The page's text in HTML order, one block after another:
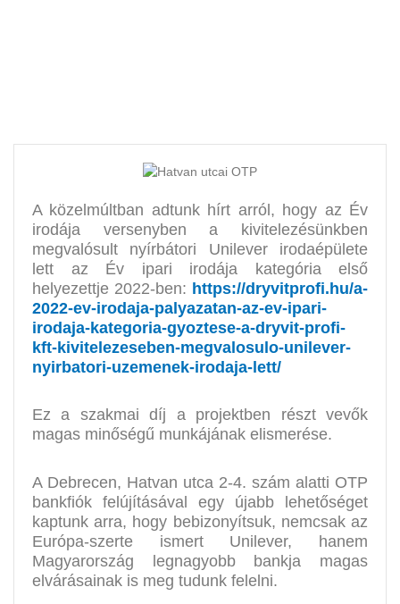
A közelmúltban adtunk hírt arról, hogy az Év
irodája versenyben a kivitelezésünkben
megvalósult nyírbátori Unilever irodaépülete
lett az Év ipari irodája kategória első
helyezettje 2022-ben: https://dryvitprofi.hu/a-
2022-ev-irodaja-palyazatan-az-ev-ipari-
irodaja-kategoria-gyoztese-a-dryvit-profi-
kft-kivitelezeseben-megvalosulo-unilever-
nyirbatori-uzemenek-irodaja-lett/
Ez a szakmai díj a projektben részt vevők
magas minőségű munkájának elismerése.
A Debrecen, Hatvan utca 2-4. szám alatti OTP
bankfiók felújításával egy újabb lehetőséget
kaptunk arra, hogy bebizonyítsuk, nemcsak az
Európa-szerte ismert Unilever, hanem
Magyarország legnagyobb bankja magas
elvárásainak is meg tudunk felelni.